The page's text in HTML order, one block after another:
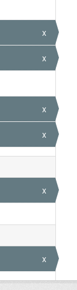
x
x
x
x
x
x